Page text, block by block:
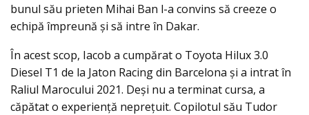
bunul său prieten Mihai Ban l-a convins să creeze o
echipă împreună și să intre în Dakar.
În acest scop, Iacob a cumpărat o Toyota Hilux 3.0
Diesel T1 de la Jaton Racing din Barcelona și a intrat în
Raliul Marocului 2021. Deși nu a terminat cursa, a
căpătat o experiență neprețuit. Copilotul său Tudor